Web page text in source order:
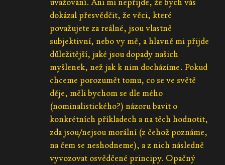
uvažování. Ani mi nepřijde, že bych vás
dokázal přesvědčit, že věci, které
považujete za reálné, jsou vlastně
subjektivní, nebo vy mě, a hlavně mi přijde
důležitější, jaké jsou dopady našich
myšlenek, než jak k nim docházíme. Pokud
chceme porozumět tomu, co se ve světě
děje, měli bychom se dle mého
(nominalistického?) názoru bavit o
konkrétních příkladech a na těch hodnotit,
zda jsou/nejsou morální (z čehož poznáme,
na čem se neshodneme), a z nich následně
vyvozovat osvědčené principy. Opačný